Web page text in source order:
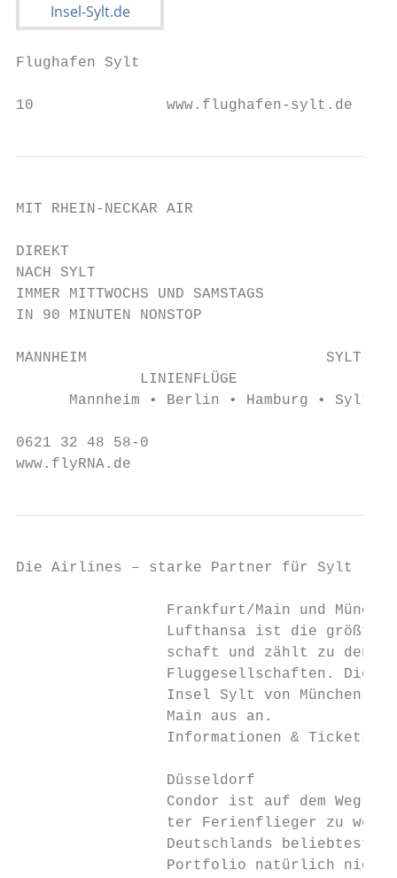
Flughafen Sylt
10               www.flughafen-sylt.de
MIT RHEIN-NECKAR AIR
DIREKT
NACH SYLT
IMMER MITTWOCHS UND SAMSTAGS
IN 90 MINUTEN NONSTOP
MANNHEIM                           SYLT
              LINIENFLÜGE
      Mannheim • Berlin • Hamburg • Sylt
0621 32 48 58-0
www.flyRNA.de
Die Airlines – starke Partner für Sylt
                 Frankfurt/Main und München
Lufthansa ist die größte
schaft und zählt zu den
Fluggesellschaften. Die
Insel Sylt von München
                 Main aus an.
Informationen & Tickets:
                 Düsseldorf
Condor ist auf dem Weg,
ter Ferienflieger zu
Deutschlands beliebteste
Portfolio natürlich nicht